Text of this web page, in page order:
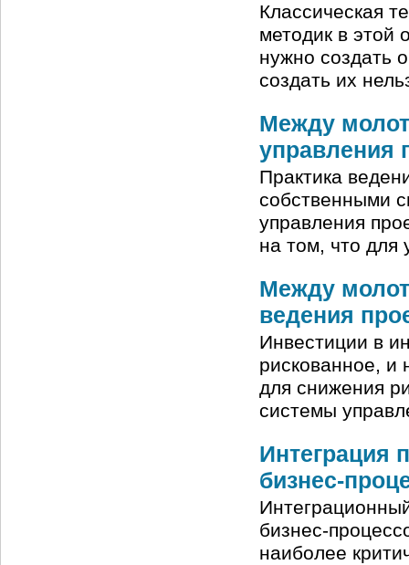
Классическая
методик в этой
нужно создать
создать их
Между
управления
Практика
собственными
управления
на том, что для
Между
ведения
Инвестиции в
рискованное, и
для снижения
системы
Интеграция
бизнес-
бизнес-
наиболее